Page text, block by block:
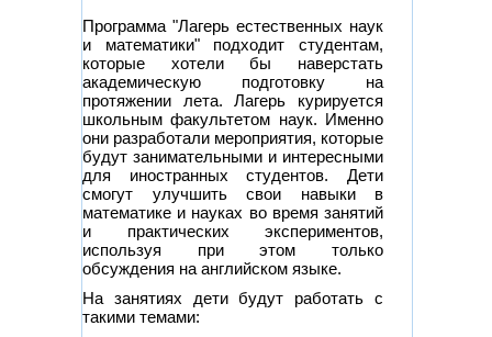
Программа "Лагерь естественных наук
и математики" подходит студентам,
которые хотели бы наверстать
академическую подготовку на
протяжении лета. Лагерь курируется
школьным факультетом наук. Именно
они разработали мероприятия, которые
будут занимательными и интересными
для иностранных студентов. Дети
смогут улучшить свои навыки в
математике и науках во время занятий
и практических экспериментов,
используя при этом только
обсуждения на английском языке.
На занятиях дети будут работать с
такими темами: